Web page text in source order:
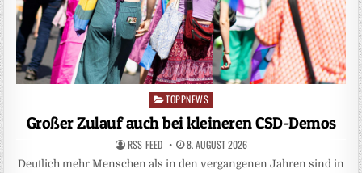
Posted
in
TOPPNEWS
Großer Zulauf auch bei kleineren CSD-Demos
RSS-FEED 8. AUGUST 2026
Deutlich mehr Menschen als in den vergangenen Jahren sind in